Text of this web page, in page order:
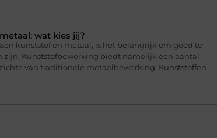
wat kies jij?
kunststof en metaal, is het belangrijk om goed te
zijn. Kunststofbewerking biedt namelijk een aantal
van traditionele metaalbewerking. Kunststoffen